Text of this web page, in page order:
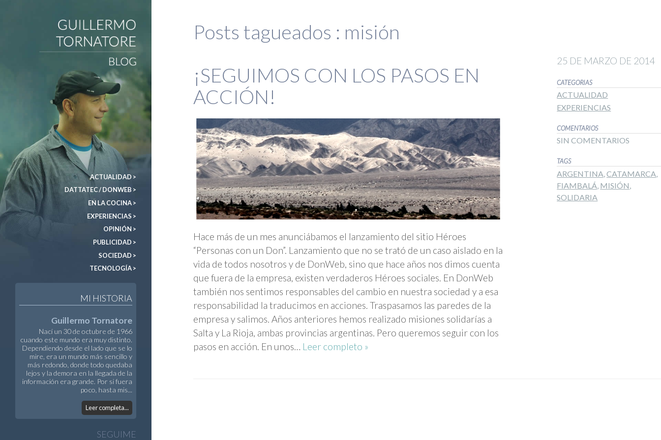
ACTUALIDAD >
DATTATEC / DONWEB >
EN LA COCINA >
EXPERIENCIAS >
OPINIÓN >
PUBLICIDAD >
SOCIEDAD >
TECNOLOGÍA >
MI HISTORIA
Guillermo Tornatore
Nací un 30 de octubre de 1966
cuando este mundo era muy distinto.
Dependiendo desde el lado que se lo
mire, era un mundo más sencillo y
más redondo, donde todo quedaba
lejos y la demora en la llegada de la
información era grande. Por si fuera
poco, hasta mis...
Leer completa...
SEGUIME
Posts tagueados : misión
¡SEGUIMOS CON LOS PASOS EN
ACCIÓN!
Hace más de un mes anunciábamos el lanzamiento del sitio Héroes
“Personas con un Don”. Lanzamiento que no se trató de un caso aislado en la
vida de todos nosotros y de DonWeb, sino que hace años nos dimos cuenta
que fuera de la empresa, existen verdaderos Héroes sociales. En DonWeb
también nos sentimos responsables del cambio en nuestra sociedad y a esa
responsabilidad la traducimos en acciones. Traspasamos las paredes de la
empresa y salimos. Años anteriores hemos realizado misiones solidarías a
Salta y La Rioja, ambas provincias argentinas. Pero queremos seguir con los
pasos en acción. En unos… Leer completo »
25 DE MARZO DE 2014
CATEGORIAS
ACTUALIDAD
EXPERIENCIAS
COMENTARIOS
SIN COMENTARIOS
TAGS
ARGENTINA ,CATAMARCA
FIAMBALÁ MISIÓN
SOLIDARIA